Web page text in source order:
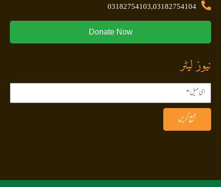
03182754103,03182754104
Donate Now
نیوز لیٹر
جمع کریں